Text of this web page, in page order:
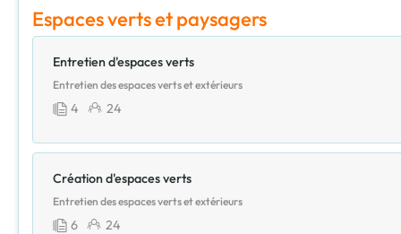
Espaces verts et paysagers
Entretien d'espaces verts
Entretien des espaces verts et extérieurs
4 24
Création d'espaces verts
Entretien des espaces verts et extérieurs
6 24